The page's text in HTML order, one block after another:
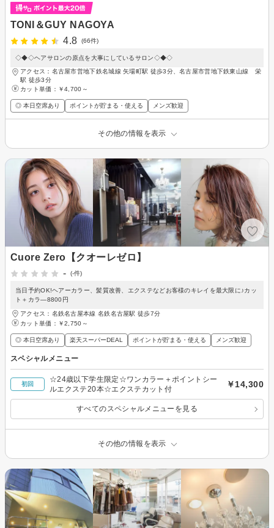
TONI＆GUY NAGOYA
4.8
(66件)
◇◆◇ヘアサロンの原点を大事にしているサロン◇◆◇
アクセス：名古屋市営地下鉄名城線 矢場町駅 徒歩3分、名古屋市営地下鉄東山線 栄
駅 徒歩3分
カット単価： ￥4,700～
◎ 本日空席あり ポイントが貯まる・使える メンズ歓迎
その他の情報を表示
Cuore Zero【クオーレゼロ】
-
(-件)
当日予約OK!ヘアーカラー、髪質改善、エクステなどお客様のキレイを最大限に♪カッ
ト＋カラ―8800円
アクセス：名鉄名古屋本線 名鉄名古屋駅 徒歩7分
カット単価： ￥2,750～
◎ 本日空席あり 楽天スーパーDEAL ポイントが貯まる・使える メンズ歓迎
スペシャルメニュー
初回
☆24歳以下学生限定☆ワンカラー＋ポイントシー
ルエクステ20本☆エクステカット付
￥14,300
すべてのスペシャルメニューを見る
その他の情報を表示